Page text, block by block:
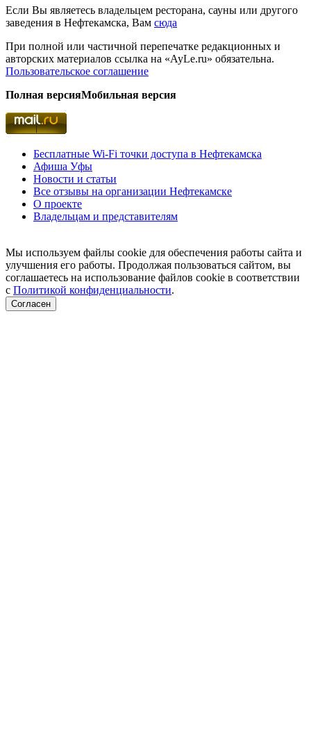
Если Вы являетесь владельцем ресторана, сауны или другого
заведения в Нефтекамска, Вам сюда
При полной или частичной перепечатке редакционных и
авторских материалов ссылка на «AyLe.ru» обязательна.
Пользовательское соглашение
Полная версияМобильная версия
Бесплатные Wi-Fi точки доступа в Нефтекамска
Афиша Уфы
Новости и статьи
Все отзывы на организации Нефтекамске
О проекте
Владельцам и представителям
Мы используем файлы cookie для обеспечения работы сайта и
улучшения его работы. Продолжая пользоваться сайтом, вы
соглашаетесь на использование файлов cookie в соответствии
с Политикой конфиденциальности.
Согласен